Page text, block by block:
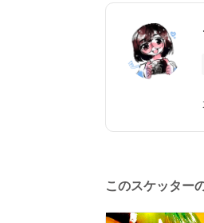
このスケッター